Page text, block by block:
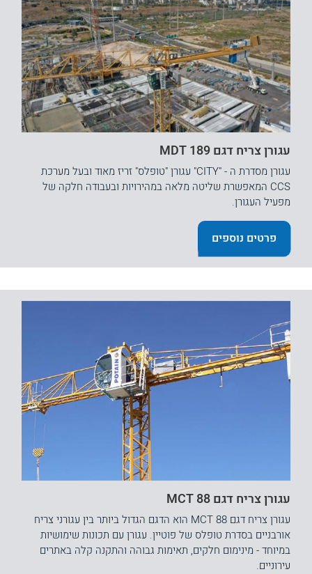
עגורן צריח דגם MDT 189
עגורן מסדרת ה - "CITY" עגורן "טופלס" זריז מאוד ובעל מערכת
CCS המאפשרת שליטה מלאה במהירויות ובעבודה חלקה של
מפעיל העגורן.
פרטים נוספים
עגורן צריח דגם MCT 88
עגורן צריח דגם MCT 88 הוא הדגם הגדול ביותר בין עגורני צריח
אורבניים בסדרת טופלס של פוטיין. עגורן עם תכונות שימושיות
במיוחד - מינימום חלקים, תאימות גבוהה והתקנה קלה באתרים
עירוניים.